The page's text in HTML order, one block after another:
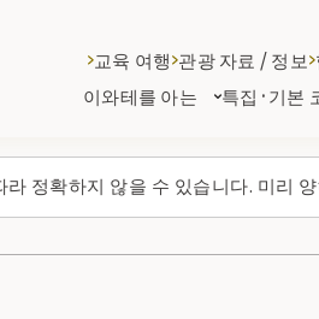
정확하지 않을 수 있습니다. 미리
이와테를 아는 특집·기본
교육 여행 관광 자료 / 정보